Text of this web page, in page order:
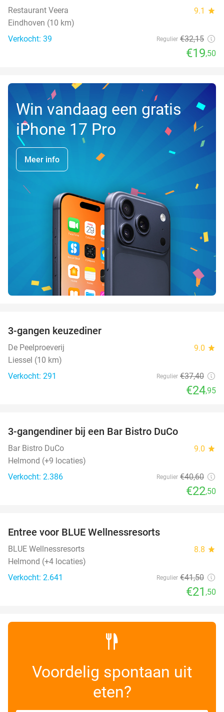
Restaurant Veera 9.1 star
Eindhoven (10 km)
Verkocht: 39
Regulier €32,15
€19,50
Win vandaag een gratis
iPhone 17 Pro
Meer info
3-gangen keuzediner
De Peelproeverij 9.0 star
Liessel (10 km)
Verkocht: 291
Regulier €37,40
€24,95
3-gangendiner bij een Bar Bistro DuCo
Bar Bistro DuCo 9.0 star
Helmond (+9 locaties)
Verkocht: 2.386
Regulier €40,60
€22,50
Entree voor BLUE Wellnessresorts
BLUE Wellnessresorts 8.8 star
Helmond (+4 locaties)
Verkocht: 2.641
Regulier €41,50
€21 ,50
Voordelig spontaan uit
eten?